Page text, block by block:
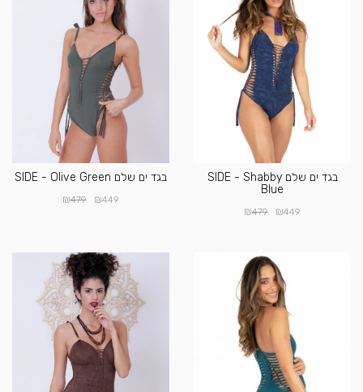
בגד ים שלם SIDE - Shabby
Blue
₪449
₪479
בגד ים שלם SIDE - Olive Green
₪449
₪479